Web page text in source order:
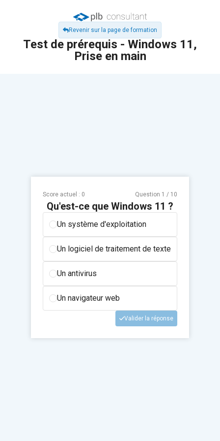
Revenir sur la page de formation
Test de prérequis - Windows 11,
Prise en main
Score actuel : 0 Question 1 / 10
Qu'est-ce que Windows 11 ?
Un système d'exploitation
Un logiciel de traitement de texte
Un antivirus
Un navigateur web
Valider la réponse